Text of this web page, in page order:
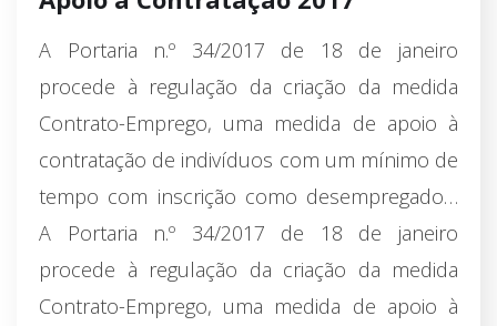
A Portaria n.º 34/2017 de 18 de janeiro
procede à regulação da criação da medida
Contrato-Emprego, uma medida de apoio à
contratação de indivíduos com um mínimo de
tempo com inscrição como desempregado…
A Portaria n.º 34/2017 de 18 de janeiro
procede à regulação da criação da medida
Contrato-Emprego, uma medida de apoio à